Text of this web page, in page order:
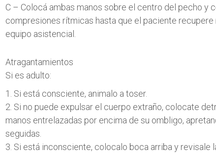
C – Colocá ambas manos sobre el centro del pecho y
compresiones rítmicas hasta que el paciente recupere
equipo asistencial.
Atragantamientos
Si es adulto:
1. Si está consciente, animalo a toser.
2. Si no puede expulsar el cuerpo extraño, colocate
manos entrelazadas por encima de su ombligo,
seguidas.
3. Si está inconsciente, colocalo boca arriba y revisale